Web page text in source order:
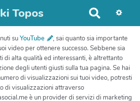
Topos
h
e
r
c
suYouTube
, sai quanto sia importante
video per ottenere successo. Sebbene sia
di alta qualità ed interessanti, è altrettanto
degli utenti giusti sulla tua pagina. Se hai
di visualizzazioni sui tuoi video, potresti
di visualizzazioni attraverso
è un provider di servizi di marketing